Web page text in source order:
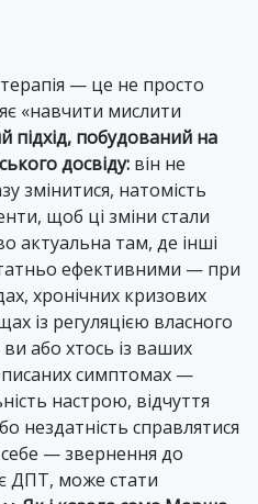
— це не просто
«навчити мислити
підхід, побудований на
досвіду: він не
змінитися, натомість
щоб ці зміни стали
там, де інші
ефективними — при
хронічних кризових
із регуляцією власного
або хтось із ваших
симптомах —
настрою, відчуття
нездатність справлятися
— звернення до
ДПТ, може стати